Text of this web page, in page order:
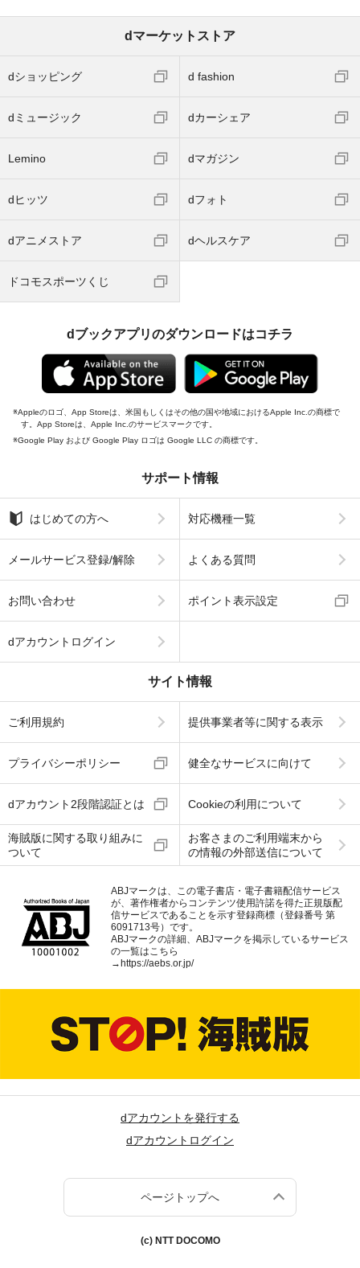
dマーケットストア
dショッピング d fashion
dミュージック dカーシェア
Lemino dマガジン
dヒッツ dフォト
dアニメストア dヘルスケア
ドコモスポーツくじ
dブックアプリのダウンロードはコチラ
Appleのロゴ、App Storeは、米国もしくはその他の国や地域におけるApple Inc.の商標で
す。App Storeは、Apple Inc.のサービスマークです。
Google Play および Google Play ロゴは Google LLC の商標です。
サポート情報
はじめての方へ 対応機種一覧
メールサービス登録/解除 よくある質問
お問い合わせ ポイント表示設定
dアカウントログイン
サイト情報
ご利用規約 提供事業者等に関する表示
プライバシーポリシー 健全なサービスに向けて
dアカウント2段階認証とは Cookieの利用について
海賊版に関する取り組みに
ついて
お客さまのご利用端末から
の情報の外部送信について
ABJマークは、この電子書店・電子書籍配信サービス
が、著作権者からコンテンツ使用許諾を得た正規版配
信サービスであることを示す登録商標（登録番号 第
6091713号）です。
ABJマークの詳細、ABJマークを掲示しているサービス
の一覧はこちら
→ https://aebs.or.jp/
dアカウントを発行する
dアカウントログイン
ページトップへ
(c) NTT DOCOMO